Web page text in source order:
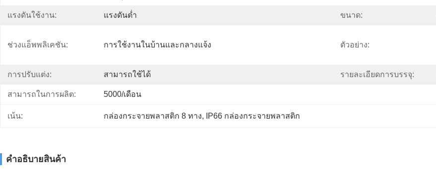
แรงดันใช้งาน: แรงดันต่ำ ขนาด:
ช่วงแอ็พพลิเคชัน: การใช้งานในบ้านและกลางแจ้ง ตัวอย่าง:
การปรับแต่ง: สามารถใช้ได้ รายละเอียดการบรรจุ:
สามารถในการผลิต: 5000/เดือน
เน้น: กล่องกระจายพลาสติก 8 ทาง, IP66 กล่องกระจายพลาสติก
คําอธิบายสินค้า